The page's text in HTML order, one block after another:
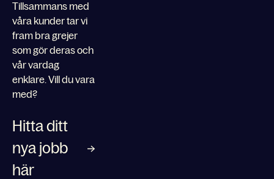
Tillsammans med
våra kunder tar vi
fram bra grejer
som gör deras och
vår vardag
enklare. Vill du vara
med?
Hitta ditt
nya jobb
här